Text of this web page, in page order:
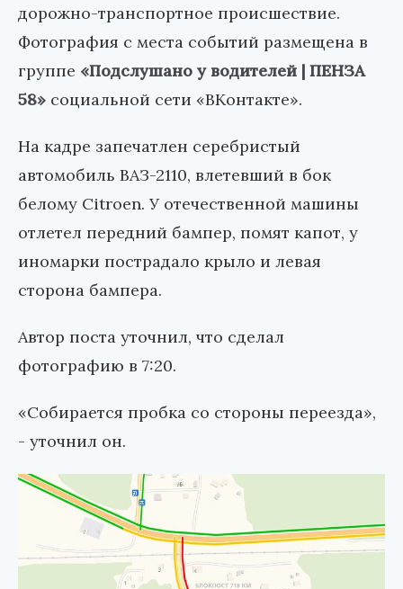
дорожно-транспортное происшествие.
Фотография с места событий размещена в
группе «Подслушано у водителей | ПЕНЗА
58» социальной сети «ВКонтакте».
На кадре запечатлен серебристый
автомобиль ВАЗ-2110, влетевший в бок
белому Citroen. У отечественной машины
отлетел передний бампер, помят капот, у
иномарки пострадало крыло и левая
сторона бампера.
Автор поста уточнил, что сделал
фотографию в 7:20.
«Собирается пробка со стороны переезда»,
- уточнил он.